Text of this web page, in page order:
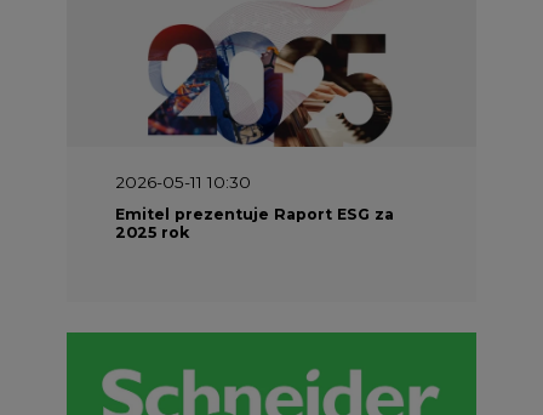
2026-05-11 10:30
Emitel prezentuje Raport ESG za
2025 rok